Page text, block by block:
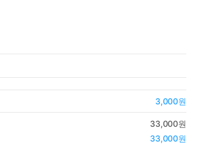
3,000원
33,000원
33,000원